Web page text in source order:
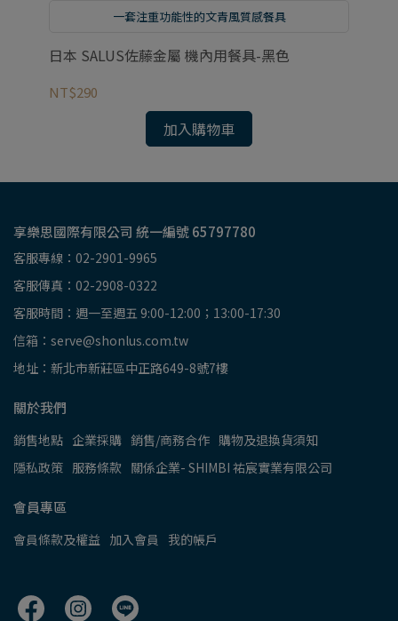
一套注重功能性的文青風質感餐具
日本 SALUS佐藤金屬 機內用餐具-黑色
NT$290
加入購物車
享樂思國際有限公司 統一編號 65797780
客服專線：02-2901-9965
客服傳真：02-2908-0322
客服時間：週一至週五 9:00-12:00；13:00-17:30
信箱：serve@shonlus.com.tw
地址：新北市新莊區中正路649-8號7樓
關於我們
銷售地點 企業採購 銷售/商務合作 購物及退換貨須知
隱私政策 服務條款 關係企業- SHIMBI 祐宸實業有限公司
會員專區
會員條款及權益 加入會員 我的帳戶